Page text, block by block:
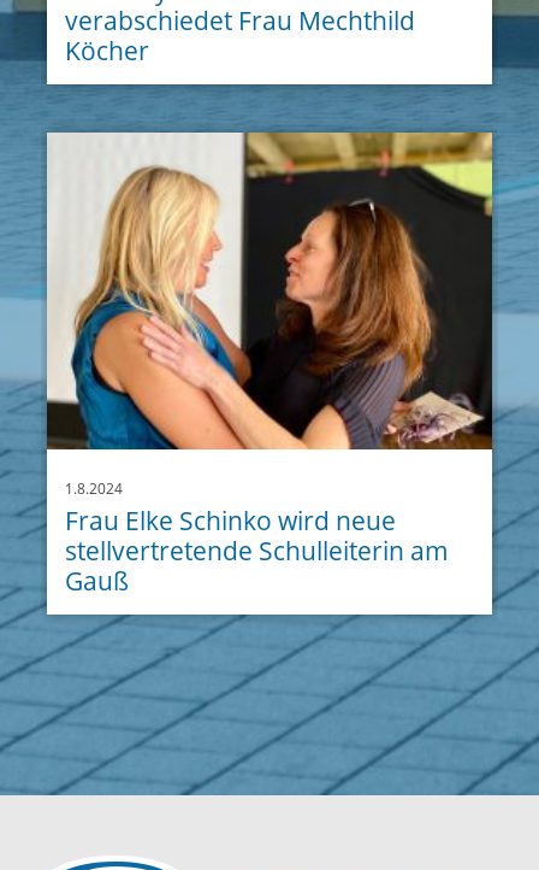
verabschiedet Frau Mechthild
Köcher
1.8.2024
Frau Elke Schinko wird neue
stellvertretende Schulleiterin am
Gauß